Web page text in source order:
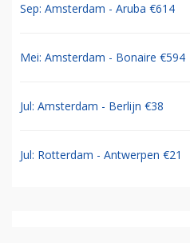
Sep: Amsterdam - Aruba €614
Mei: Amsterdam - Bonaire €594
Jul: Amsterdam - Berlijn €38
Jul: Rotterdam - Antwerpen €21